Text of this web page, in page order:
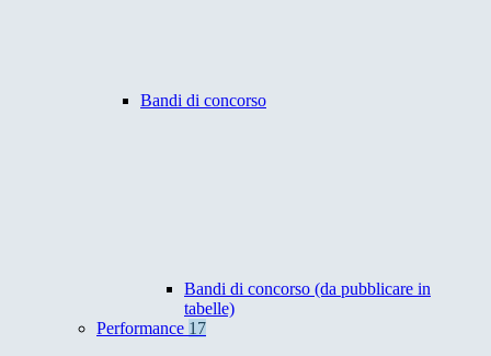
Bandi di concorso
Bandi di concorso (da pubblicare in
tabelle)
Performance 17